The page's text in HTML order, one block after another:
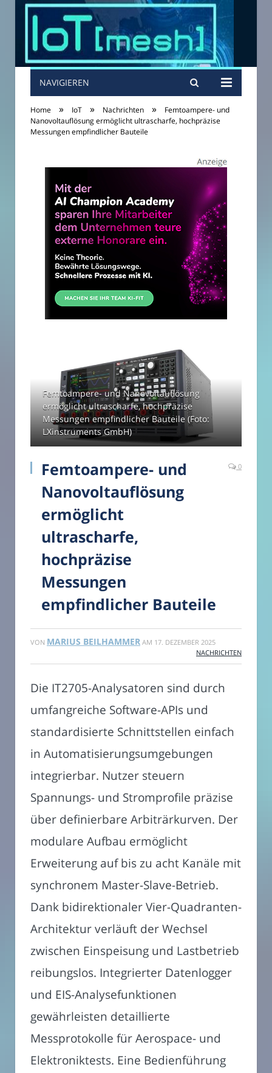
NAVIGIEREN
Home » IoT » Nachrichten »
Femtoampere- und
Nanovoltauflösung ermöglicht ultrascharfe, hochpräzise
Messungen empfindlicher Bauteile
Femtoampere- und Nanovoltauflösung
ermöglicht ultrascharfe, hochpräzise
Messungen empfindlicher Bauteile (Foto:
LXinstruments GmbH)
Femtoampere- und
Nanovoltauflösung
ermöglicht
ultrascharfe,
hochpräzise
Messungen
empfindlicher Bauteile
0
VON MARIUS BEILHAMMER AM 17. DEZEMBER 2025
NACHRICHTEN
Die IT2705-Analysatoren sind durch
umfangreiche Software-APIs und
standardisierte Schnittstellen einfach
in Automatisierungsumgebungen
integrierbar. Nutzer steuern
Spannungs- und Stromprofile präzise
über definierbare Arbiträrkurven. Der
modulare Aufbau ermöglicht
Erweiterung auf bis zu acht Kanäle mit
synchronem Master-Slave-Betrieb.
Dank bidirektionaler Vier-Quadranten-
Architektur verläuft der Wechsel
zwischen Einspeisung und Lastbetrieb
reibungslos. Integrierter Datenlogger
und EIS-Analysefunktionen
gewährleisten detaillierte
Messprotokolle für Aerospace- und
Elektroniktests. Eine Bedienführung